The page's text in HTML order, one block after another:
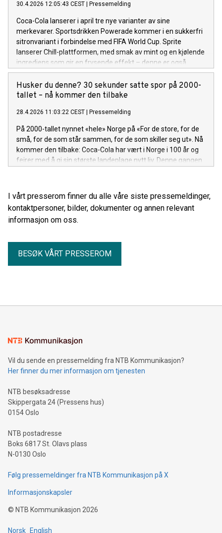
30.4.2026 12:05:43 CEST Pressemelding
Coca-Cola lanserer i april tre nye varianter av sine
merkevarer. Sportsdrikken Powerade kommer i en sukkerfri
sitronvariant i forbindelse med FIFA World Cup. Sprite
lanserer Chill-plattformen, med smak av mint og en kjølende
ingrediens som gir en frysende effekt – denne er også
sukkerfri. Og Fanta kommer med Crimson-Cherry, med
smak av eple og kirsebær, i et samarbeid med Xbox.
Husker du denne? 30 sekunder satte spor på 2000-
tallet – nå kommer den tilbake
28.4.2026 11:03:22 CEST Pressemelding
På 2000-tallet nynnet «hele» Norge på «For de store, for de
små, for de som står sammen, for de som skiller seg ut». Nå
kommer den tilbake: Coca-Cola har vært i Norge i 100 år og
feirer med å gi sin største landeplage nytt liv. Denne gangen
I vårt presserom finner du alle våre siste pressemeldinger,
kontaktpersoner, bilder, dokumenter og annen relevant
informasjon om oss.
BESØK VÅRT PRESSEROM
Vil du sende en pressemelding fra NTB Kommunikasjon?
Her finner du mer informasjon om tjenesten
NTB besøksadresse
Skippergata 24 (Pressens hus)
0154 Oslo
NTB postadresse
Boks 6817 St. Olavs plass
N-0130 Oslo
Følg pressemeldinger fra NTB Kommunikasjon på X
Informasjonskapsler
© NTB Kommunikasjon 2026
Norsk English